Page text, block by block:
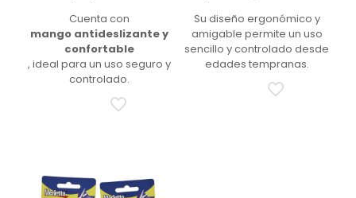
Cuenta con
mango antideslizante y
confortable
, ideal para un uso seguro y
controlado.
Su diseño ergonómico y
amigable permite un uso
sencillo y controlado desde
edades tempranas.